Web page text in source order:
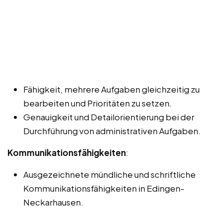
Fähigkeit, mehrere Aufgaben gleichzeitig zu
bearbeiten und Prioritäten zu setzen.
Genauigkeit und Detailorientierung bei der
Durchführung von administrativen Aufgaben.
Kommunikationsfähigkeiten:
Ausgezeichnete mündliche und schriftliche
Kommunikationsfähigkeiten in Edingen-
Neckarhausen.